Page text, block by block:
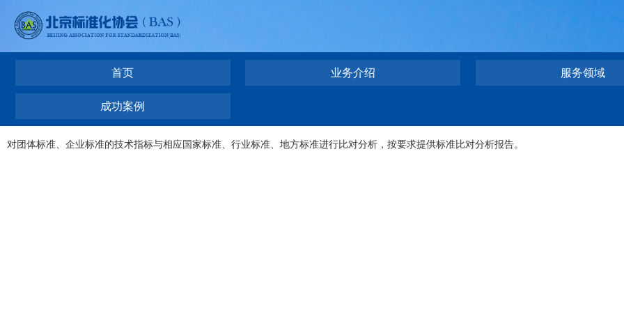
首页 业务介绍 服务领域
成功案例
对团体标准、企业标准的技术指标与相应国家标准、行业标准、地方标准进行比对分析，按要求提供标准比对分析报告。